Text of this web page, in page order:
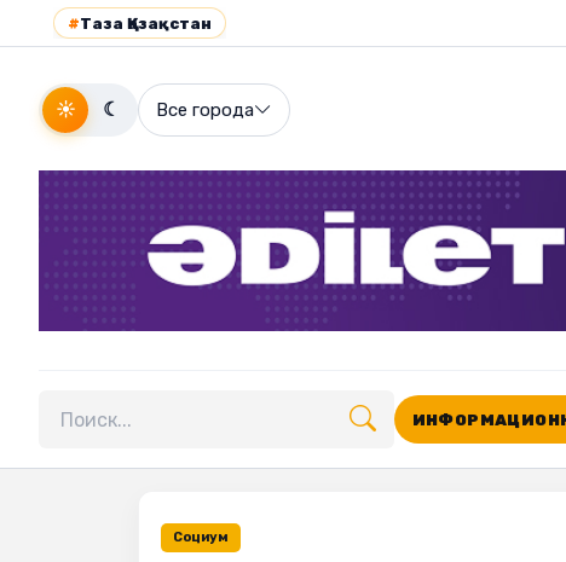
#Таза Қазақстан
☀ ☾ Все города
Поиск по сайту
Социум